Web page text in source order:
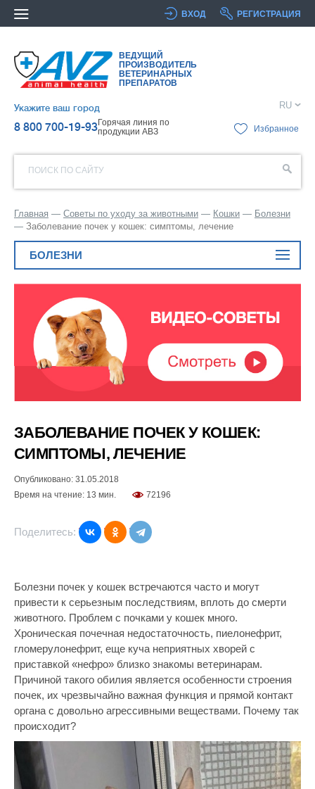
ВХОД РЕГИСТРАЦИЯ
ВЕДУЩИЙ
ПРОИЗВОДИТЕЛЬ
ВЕТЕРИНАРНЫХ
ПРЕПАРАТОВ
Укажите ваш город
8 800 700-19-93Горячая линия по
продукции АВЗ
RU
Избранное
ПОИСК ПО САЙТУ
Главная Советы по уходу за животными Кошки
Болезни
Заболевание почек у кошек: симптомы, лечение
БОЛЕЗНИ
ЗАБОЛЕВАНИЕ ПОЧЕК У КОШЕК:
СИМПТОМЫ, ЛЕЧЕНИЕ
Опубликовано: 31.05.2018
Время на чтение: 13 мин.
72196
Поделитесь:
Болезни почек у кошек встречаются часто и могут
привести к серьезным последствиям, вплоть до смерти
животного. Проблем с почками у кошек много.
Хроническая почечная недостаточность, пиелонефрит,
гломерулонефрит, еще куча неприятных хворей с
приставкой «нефро» близко знакомы ветеринарам.
Причиной такого обилия является особенности строения
почек, их чрезвычайно важная функция и прямой контакт
органа с довольно агрессивными веществами. Почему так
происходит?